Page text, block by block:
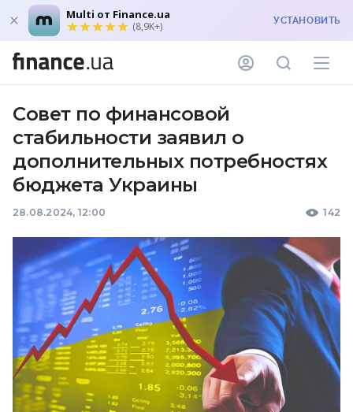
Multi от Finance.ua
(8,9K+) УСТАНОВИТЬ
Совет по финансовой
стабильности заявил о
дополнительных потребностях
бюджета Украины
28.08.2024, 12:00 142